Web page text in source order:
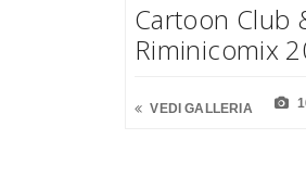
Cartoon Club
Riminicomix
VEDI GALLERIA